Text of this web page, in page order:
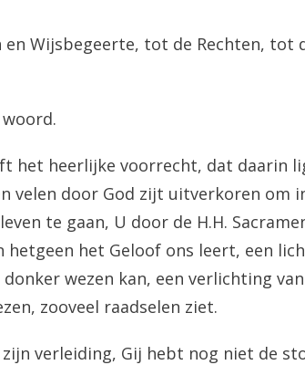
Wijsbegeerte, tot de Rechten, tot
het heerlijke voorrecht, dat daarin
velen door God zijt uitverkoren om
te gaan, U door de H.H.
hetgeen het Geloof ons leert, een
wezen kan, een verlichting
zooveel raadselen ziet.
verleiding, Gij hebt nog niet de